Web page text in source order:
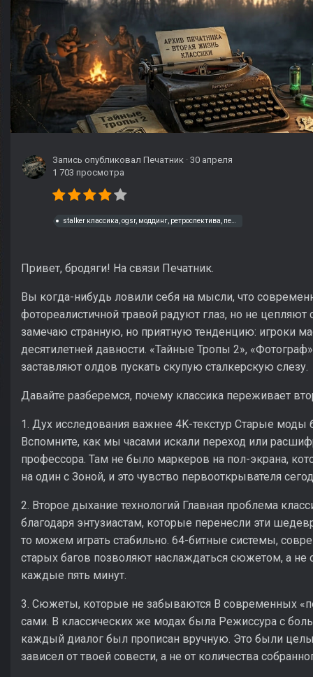
Запись опубликовал Печатник · 30 апреля
1 703 просмотра
Привет, бродяги! На связи Печатник.
Вы когда-нибудь ловили себя на мысли, что
фотореалистичной травой радуют глаз, но не
замечаю странную, но приятную тенденцию: игроки
десятилетней давности. «Тайные Тропы 2»,
заставляют олдов пускать скупую сталкерскую слезу.
Давайте разберемся, почему классика переживает
1. Дух исследования важнее 4K-текстур Старые моды
Вспомните, как мы часами искали переход или
профессора. Там не было маркеров на пол-экрана,
на один с Зоной, и это чувство первооткрывателя
2. Второе дыхание технологий Главная проблема
благодаря энтузиастам, которые перенесли эти
то можем играть стабильно. 64-битные системы,
старых багов позволяют наслаждаться сюжетом, а
каждые пять минут.
3. Сюжеты, которые не забываются В современных
сами. В классических же модах была Режиссура с
каждый диалог был прописан вручную. Это были
зависел от твоей совести, а не от количества